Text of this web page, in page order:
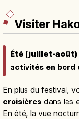
Visiter
Été (juillet-août)
activités en bord
En plus du festival,
croisières dans les
En été, la vue